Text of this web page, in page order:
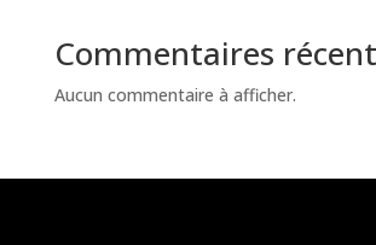
Commentaires
Aucun commentaire à afficher.